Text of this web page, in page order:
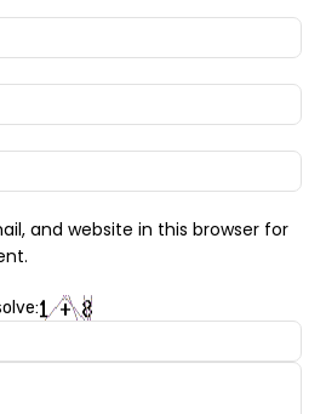
and website in this browser for